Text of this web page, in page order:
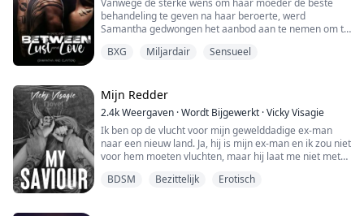
Vanwege de sterke wens om haar moeder de beste
behandeling te geven na haar beroerte, werd
Samantha gedwongen het aanbod aan te nemen om te
danseres van een rijke man.
keer, omdat hij altijd een masker draagt wanneer ze
voor hem danst. Ze moet hem een goede show geven
om zijn avond op te wa...
BXG Miljardair Sensueel
Mijn Redder
2.4kWeergaven ·Wordt Bijgewerkt ·Vicky Visagie
Ik ben op de vlucht voor mijn gewelddadige ex-man
naar een nieuw land. Ja, hij is mijn ex-man en ik zou niet
voor hem moeten vluchten, maar hij laat me niet met
werk als barista in een koffiezaak in de Jordaan en
BDSM Bezittelijk Erotisch